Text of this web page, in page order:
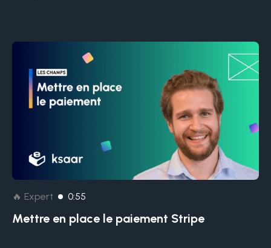
🔥 Expert 0:55
Mettre en place le paiement Stripe